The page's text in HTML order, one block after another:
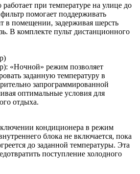
при температуре на улице до
помогает поддерживать
в помещении, задерживая шерсть
В комплекте пульт дистанционного
«Ночной» режим позволяет
заданную температуру в
запрограммированной
оптимальные условия для
отдыха.
кондиционера в режим
блока не включается, пока
до заданной температуры. Эта
поступление холодного